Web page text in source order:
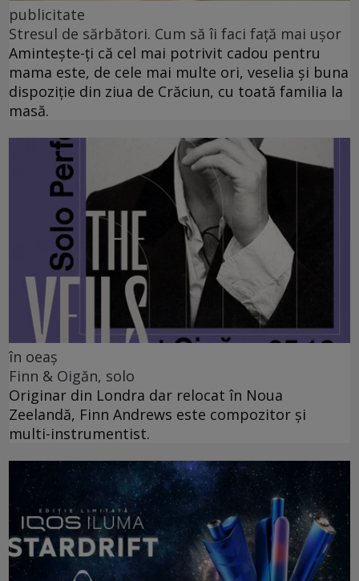
publicitate
Stresul de sărbători. Cum să îi faci față mai ușor
Amintește-ți că cel mai potrivit cadou pentru
mama este, de cele mai multe ori, veselia și buna
dispoziție din ziua de Crăciun, cu toată familia la
masă.
în oeaș
Finn & Oigăn, solo
Originar din Londra dar relocat în Noua
Zeelandă, Finn Andrews este compozitor și
multi-instrumentist.